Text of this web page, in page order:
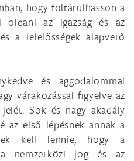
hogy föltárulhasson a
oldani az igazság és az
a felelősségek alapvető
és aggodalommal
várakozással figyelve az
Sok és nagy akadály
az első lépésnek annak a
kell lennie, hogy a
a nemzetközi jog és az